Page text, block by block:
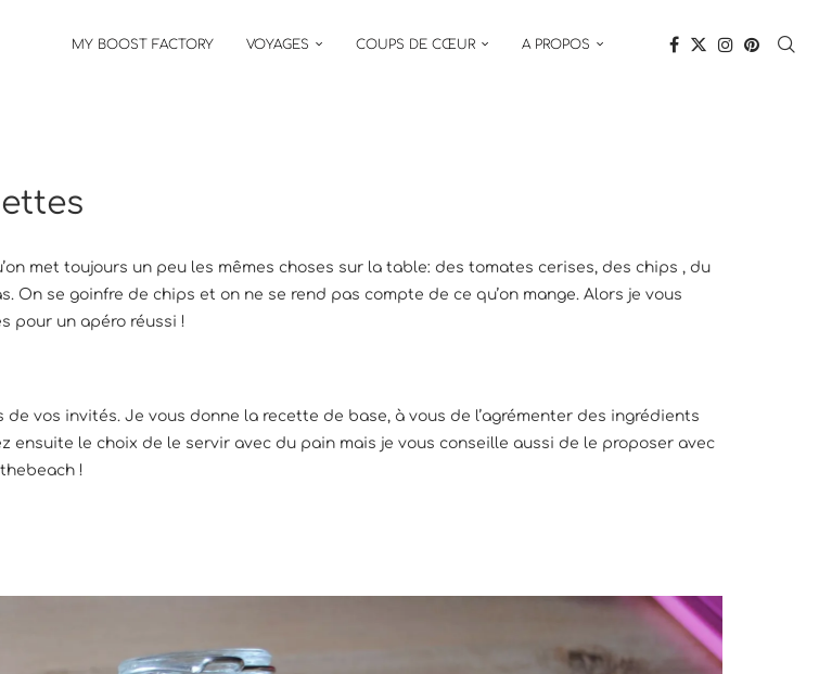
MY BOOST FACTORY VOYAGES COUPS DE CŒUR A PROPOS
met toujours un peu les mêmes choses sur la table: des tomates cerises, des chips , du
se goinfre de chips et on ne se rend pas compte de ce qu’on mange. Alors je vous
pour un apéro réussi !
vos invités. Je vous donne la recette de base, à vous de l’agrémenter des ingrédients
ensuite le choix de le servir avec du pain mais je vous conseille aussi de le proposer avec
!